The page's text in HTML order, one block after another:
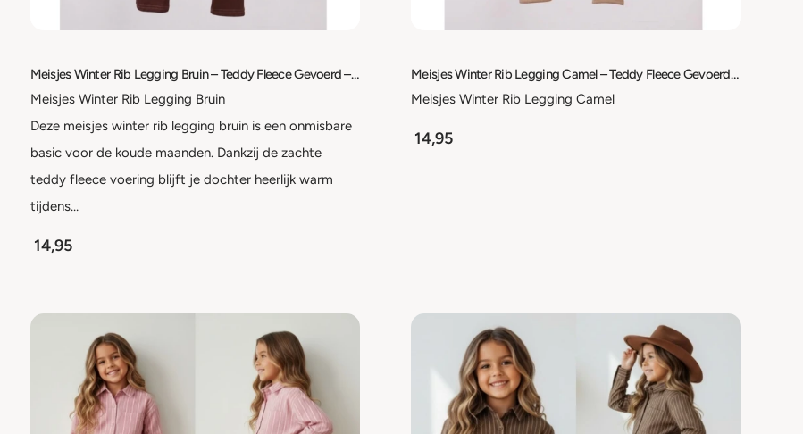
Meisjes Winter Rib Legging Bruin – Teddy Fleece Gevoerd – Warme Stretch Legging – Maat 98/104 t/m 158/164
Meisjes Winter Rib Legging Bruin
Deze meisjes winter rib legging bruin is een onmisbare
basic voor de koude maanden. Dankzij de zachte
teddy fleece voering blijft je dochter heerlijk warm
tijdens…
14,95
Meisjes Winter Rib Legging Camel – Teddy Fleece Gevoerd – Warme Stretch Legging – Maat 98/104 t/m 158/164
Meisjes Winter Rib Legging Camel
14,95